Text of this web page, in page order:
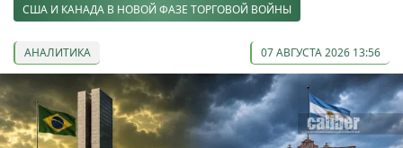
США И КАНАДА В НОВОЙ ФАЗЕ ТОРГОВОЙ ВОЙНЫ
АНАЛИТИКА 07 АВГУСТА 2026 13:56